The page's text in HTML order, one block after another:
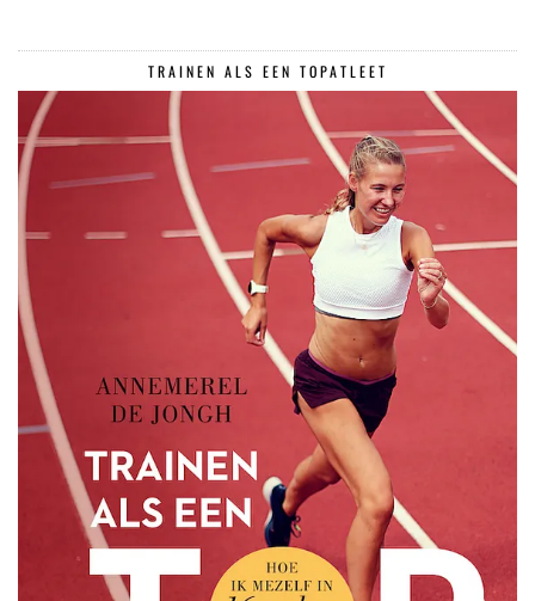
TRAINEN ALS EEN TOPATLEET